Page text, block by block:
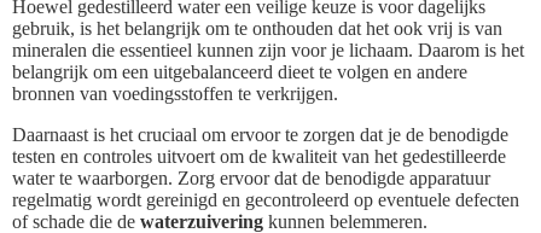
Hoewel gedestilleerd water een veilige keuze is voor dagelijks
gebruik, is het belangrijk om te onthouden dat het ook vrij is van
mineralen die essentieel kunnen zijn voor je lichaam. Daarom is het
belangrijk om een uitgebalanceerd dieet te volgen en andere
bronnen van voedingsstoffen te verkrijgen.
Daarnaast is het cruciaal om ervoor te zorgen dat je de benodigde
testen en controles uitvoert om de kwaliteit van het gedestilleerde
water te waarborgen. Zorg ervoor dat de benodigde apparatuur
regelmatig wordt gereinigd en gecontroleerd op eventuele defecten
of schade die de waterzuivering kunnen belemmeren.